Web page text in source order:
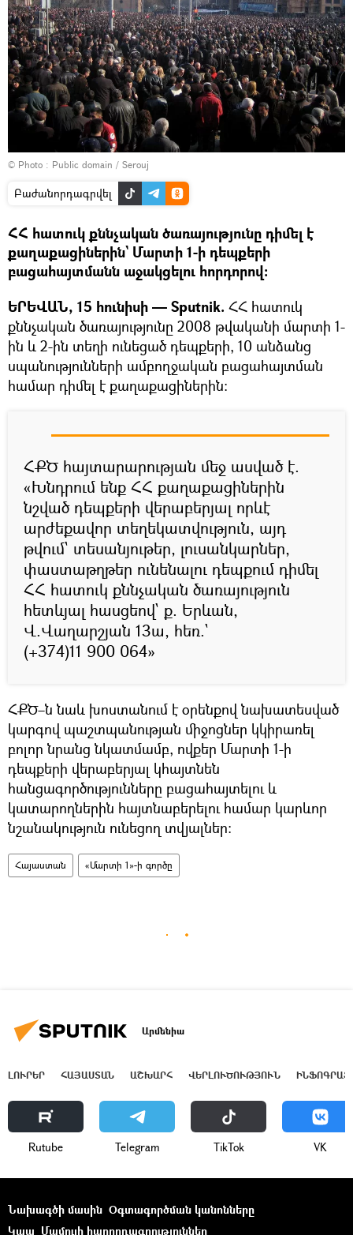
© Photo : Public domain / Serouj
Բաժանորդագրվել
ՀՀ հատուկ քննչական ծառայությունը դիմել է
քաղաքացիներին` Մարտի 1-ի դեպքերի
բացահայտմանն աջակցելու հորդորով։
ԵՐԵՎԱՆ, 15 հունիսի — Sputnik. ՀՀ հատուկ
քննչական ծառայությունը 2008 թվականի մարտի 1-
ին և 2-ին տեղի ունեցած դեպքերի, 10 անձանց
սպանությունների ամբողջական բացահայտման
համար դիմել է քաղաքացիներին։
ՀՔԾ հայտարարության մեջ ասված է.
«Խնդրում ենք ՀՀ քաղաքացիներին
նշված դեպքերի վերաբերյալ որևէ
արժեքավոր տեղեկատվություն, այդ
թվում` տեսանյութեր, լուսանկարներ,
փաստաթղթեր ունենալու դեպքում դիմել
ՀՀ հատուկ քննչական ծառայություն
հետևյալ հասցեով` ք. Երևան,
Վ.Վաղարշյան 13ա, հեռ.`
(+374)11 900 064»
ՀՔԾ–ն նաև խոստանում է օրենքով նախատեսված
կարգով պաշտպանության միջոցներ կկիրառել
բոլոր նրանց նկատմամբ, ովքեր Մարտի 1-ի
դեպքերի վերաբերյալ կհայտնեն
հանցագործությունները բացահայտելու և
կատարողներին հայտնաբերելու համար կարևոր
նշանակություն ունեցող տվյալներ:
Հայաստան «Մարտի 1»-ի գործը
Արմենիա
ԼՈՒՐԵՐ ՀԱՅԱՍՏԱՆ ԱՇԽԱՐՀ ՎԵՐԼՈՒԾՈՒԹՅՈՒՆ
Rutube Telegram ТikТоk VK
Նախագծի մասին Օգտագործման կանոնները
Կապ Մամուլի հաղորդագրություններ